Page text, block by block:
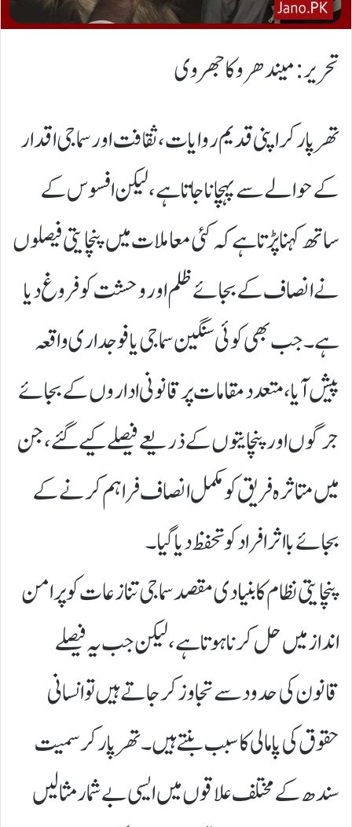
تحریر:میندھرو کاجھروی
تھرپارکر اپنی قدیم روایات، ثقافت اور سماجی اقدار
کے حوالے سے پہچانا جاتا ہے، لیکن افسوس کے
ساتھ کہنا پڑتا ہے کہ کئی معاملات میں پنچایتی فیصلوں
نے انصاف کے بجائے ظلم اور وحشت کو فروغ دیا
ہے۔ جب بھی کوئی سنگین سماجی یا فوجداری واقعہ
پیش آیا، متعدد مقامات پر قانونی اداروں کے بجائے
جرگوں اور پنچایتوں کے ذریعے فیصلے کیے گئے، جن
میں متاثرہ فریق کو مکمل انصاف فراہم کرنے کے
بجائے بااثر افراد کو تحفظ دیا گیا۔
پنچایتی نظام کا بنیادی مقصد سماجی تنازعات کو پرامن
انداز میں حل کرنا ہوتا ہے، لیکن جب یہ فیصلے
قانون کی حدود سے تجاوز کر جاتے ہیں تو انسانی
حقوق کی پامالی کا سبب بنتے ہیں۔ تھرپارکر سمیت
سندھ کے مختلف علاقوں میں ایسی بے شمار مثالیں